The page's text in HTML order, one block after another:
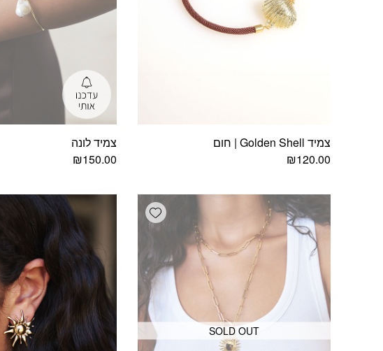
צמיד Golden Shell | חום
₪120.00
צמיד לונה
₪150.00
Add wishlist
SOLD OUT